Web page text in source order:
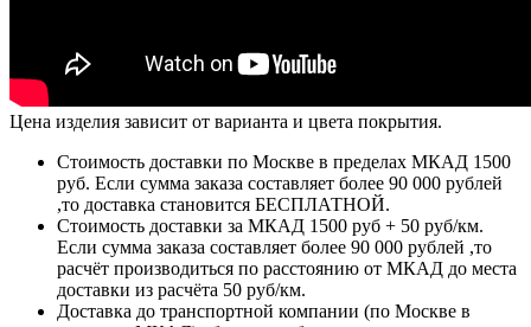
Цена изделия зависит от варианта и цвета покрытия.
Стоимость доставки по Москве в пределах МКАД 1500
руб. Если сумма заказа составляет более 90 000 рублей
,то доставка становится БЕСПЛАТНОЙ.
Стоимость доставки за МКАД 1500 руб + 50 руб/км.
Если сумма заказа составляет более 90 000 рублей ,то
расчёт производиться по расстоянию от МКАД до места
доставки из расчёта 50 руб/км.
Доставка до транспортной компании (по Москве в